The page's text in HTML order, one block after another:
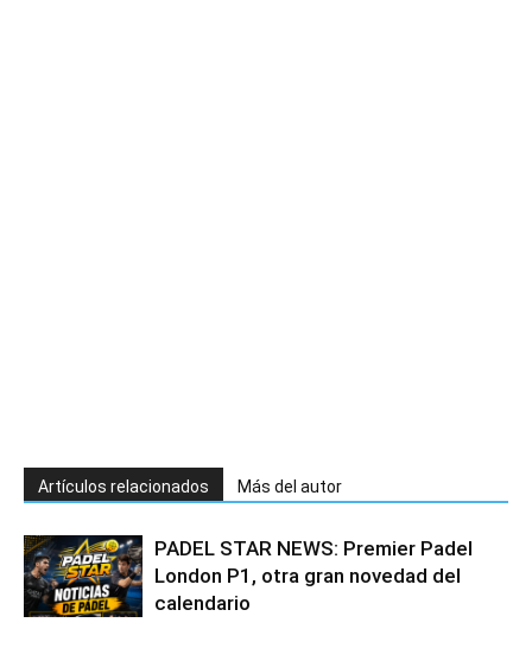
Artículos relacionados Más del autor
PADEL STAR NEWS: Premier Padel
London P1, otra gran novedad del
calendario